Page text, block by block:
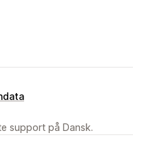
support på Dansk.